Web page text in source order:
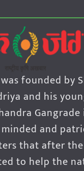
founded by
and his
Gangrade
and
that after
to help the